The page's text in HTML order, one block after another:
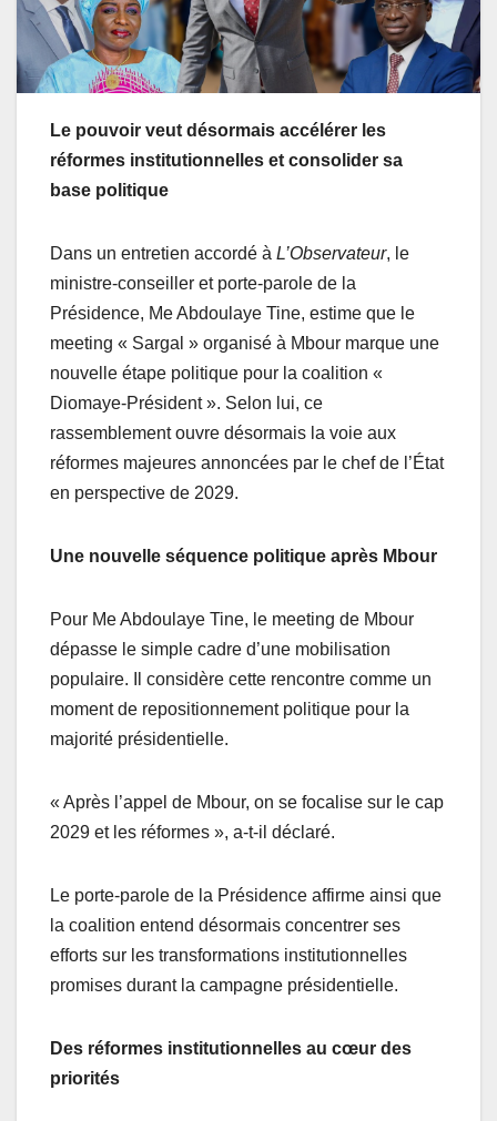
Le pouvoir veut désormais accélérer les
réformes institutionnelles et consolider sa
base politique
Dans un entretien accordé à L’Observateur, le
ministre-conseiller et porte-parole de la
Présidence, Me Abdoulaye Tine, estime que le
meeting « Sargal » organisé à Mbour marque une
nouvelle étape politique pour la coalition «
Diomaye-Président ». Selon lui, ce
rassemblement ouvre désormais la voie aux
réformes majeures annoncées par le chef de l’État
en perspective de 2029.
Une nouvelle séquence politique après Mbour
Pour Me Abdoulaye Tine, le meeting de Mbour
dépasse le simple cadre d’une mobilisation
populaire. Il considère cette rencontre comme un
moment de repositionnement politique pour la
majorité présidentielle.
« Après l’appel de Mbour, on se focalise sur le cap
2029 et les réformes », a-t-il déclaré.
Le porte-parole de la Présidence affirme ainsi que
la coalition entend désormais concentrer ses
efforts sur les transformations institutionnelles
promises durant la campagne présidentielle.
Des réformes institutionnelles au cœur des
priorités